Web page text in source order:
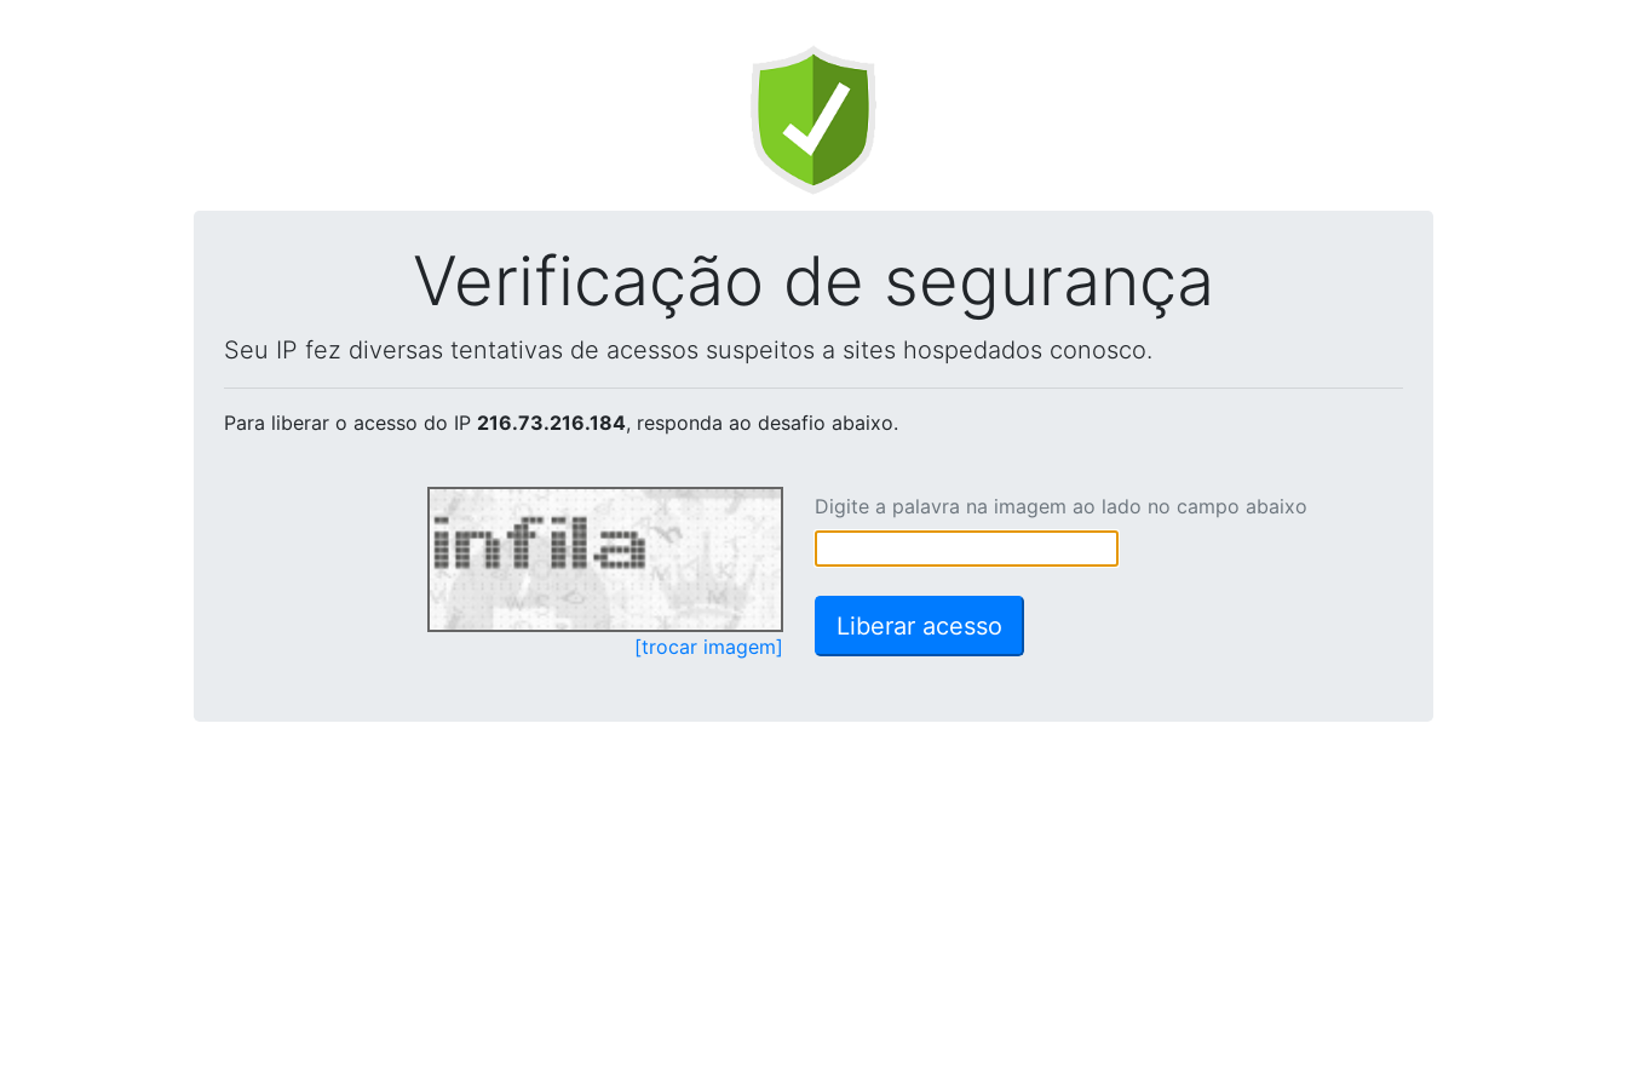
Verificação de segurança
Seu IP fez diversas tentativas de acessos suspeitos a sites hospedados conosco.
Para liberar o acesso do IP 216.73.216.184, responda ao desafio abaixo.
[trocar imagem]
Digite a palavra na imagem ao lado no campo abaixo